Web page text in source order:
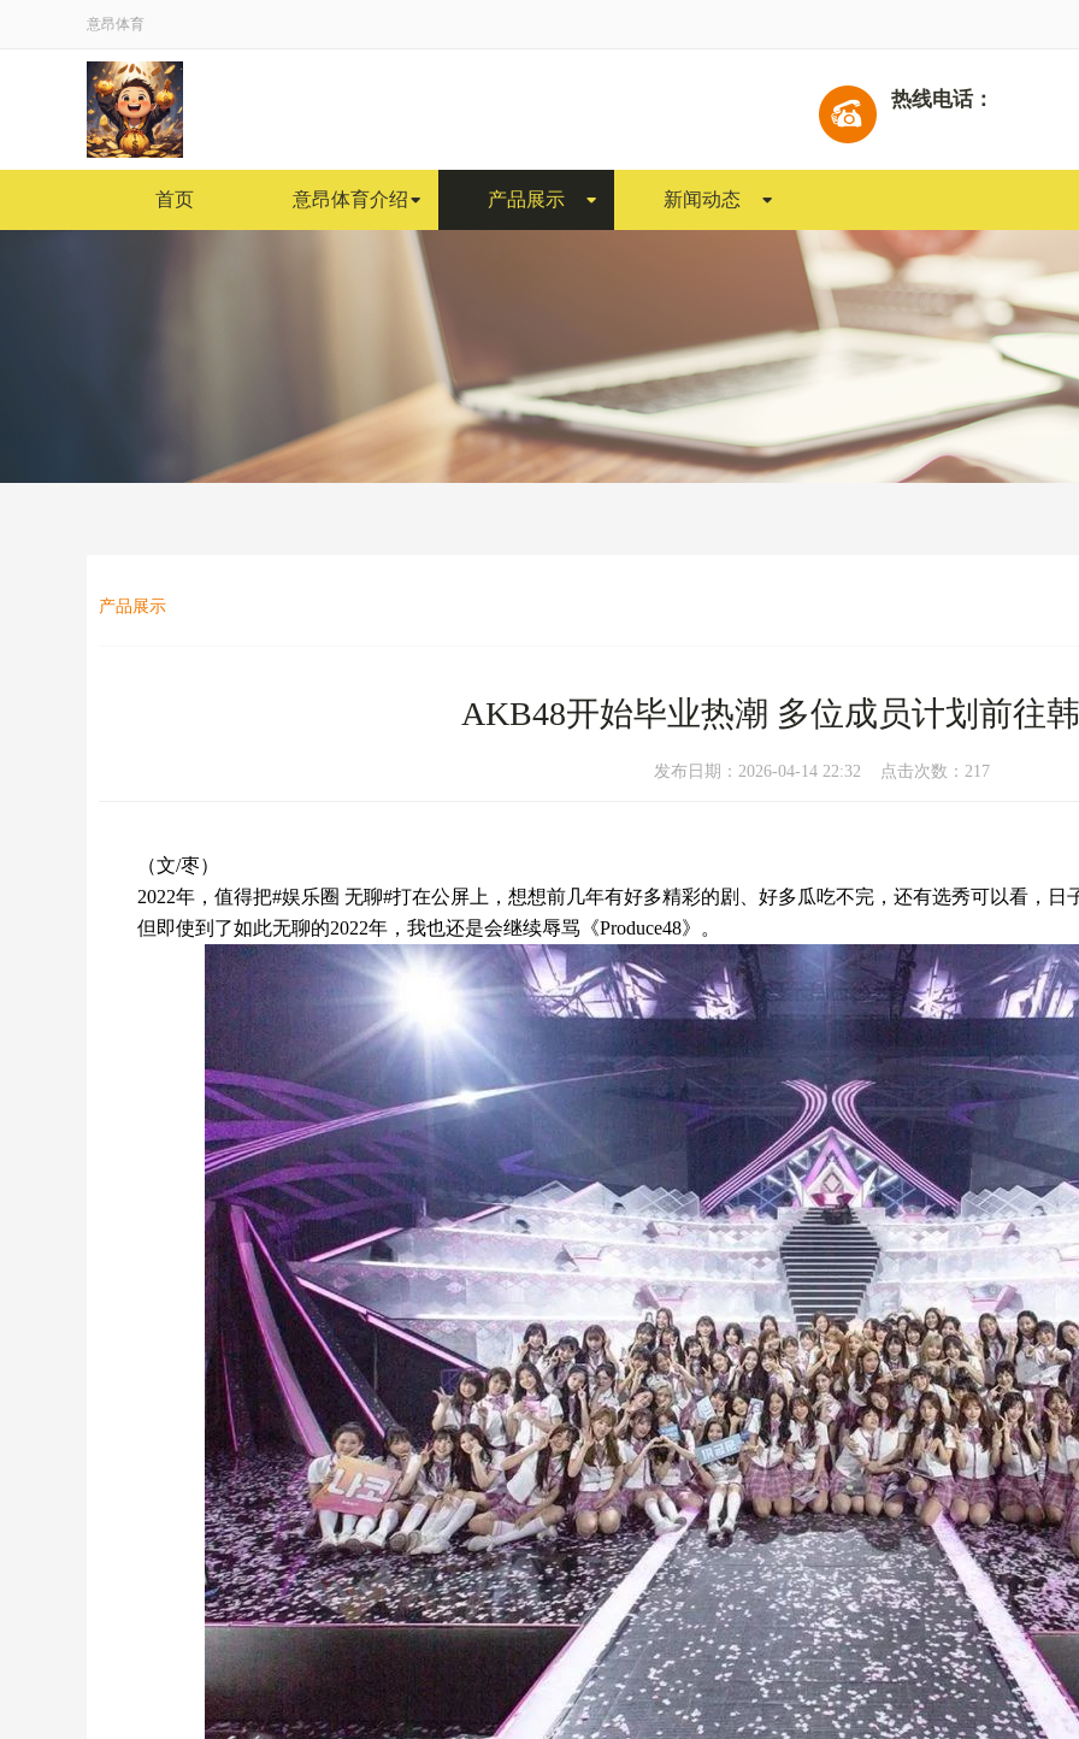
意昂体育
热线电话：
首页 意昂体育介绍 产品展示 新闻动态
产品展示
AKB48开始毕业热潮 多位成员计划前往
发布日期：2026-04-14 22:32 点击次数：217
（文/枣）
2022年，值得把#娱乐圈 无聊#打在公屏上，想想前几年有好多精彩的剧、好多瓜吃不完，还有选秀可以看，日
但即使到了如此无聊的2022年，我也还是会继续辱骂《Produce48》。